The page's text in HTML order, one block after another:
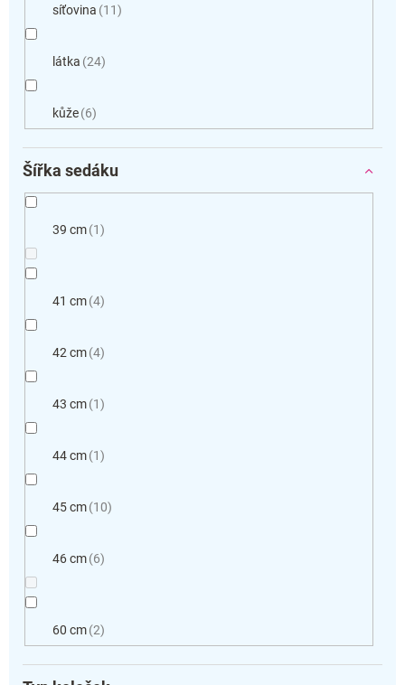
síťovina 11
látka 24
kůže 6
Šířka sedáku
39 cm 1
41 cm 4
42 cm 4
43 cm 1
44 cm 1
45 cm 10
46 cm 6
60 cm 2